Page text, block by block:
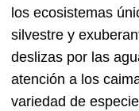
los ecosistemas
silvestre y
deslizas por las
atención a los
variedad de